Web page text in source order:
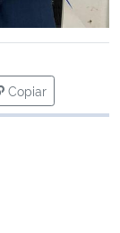
Copiar
para área de